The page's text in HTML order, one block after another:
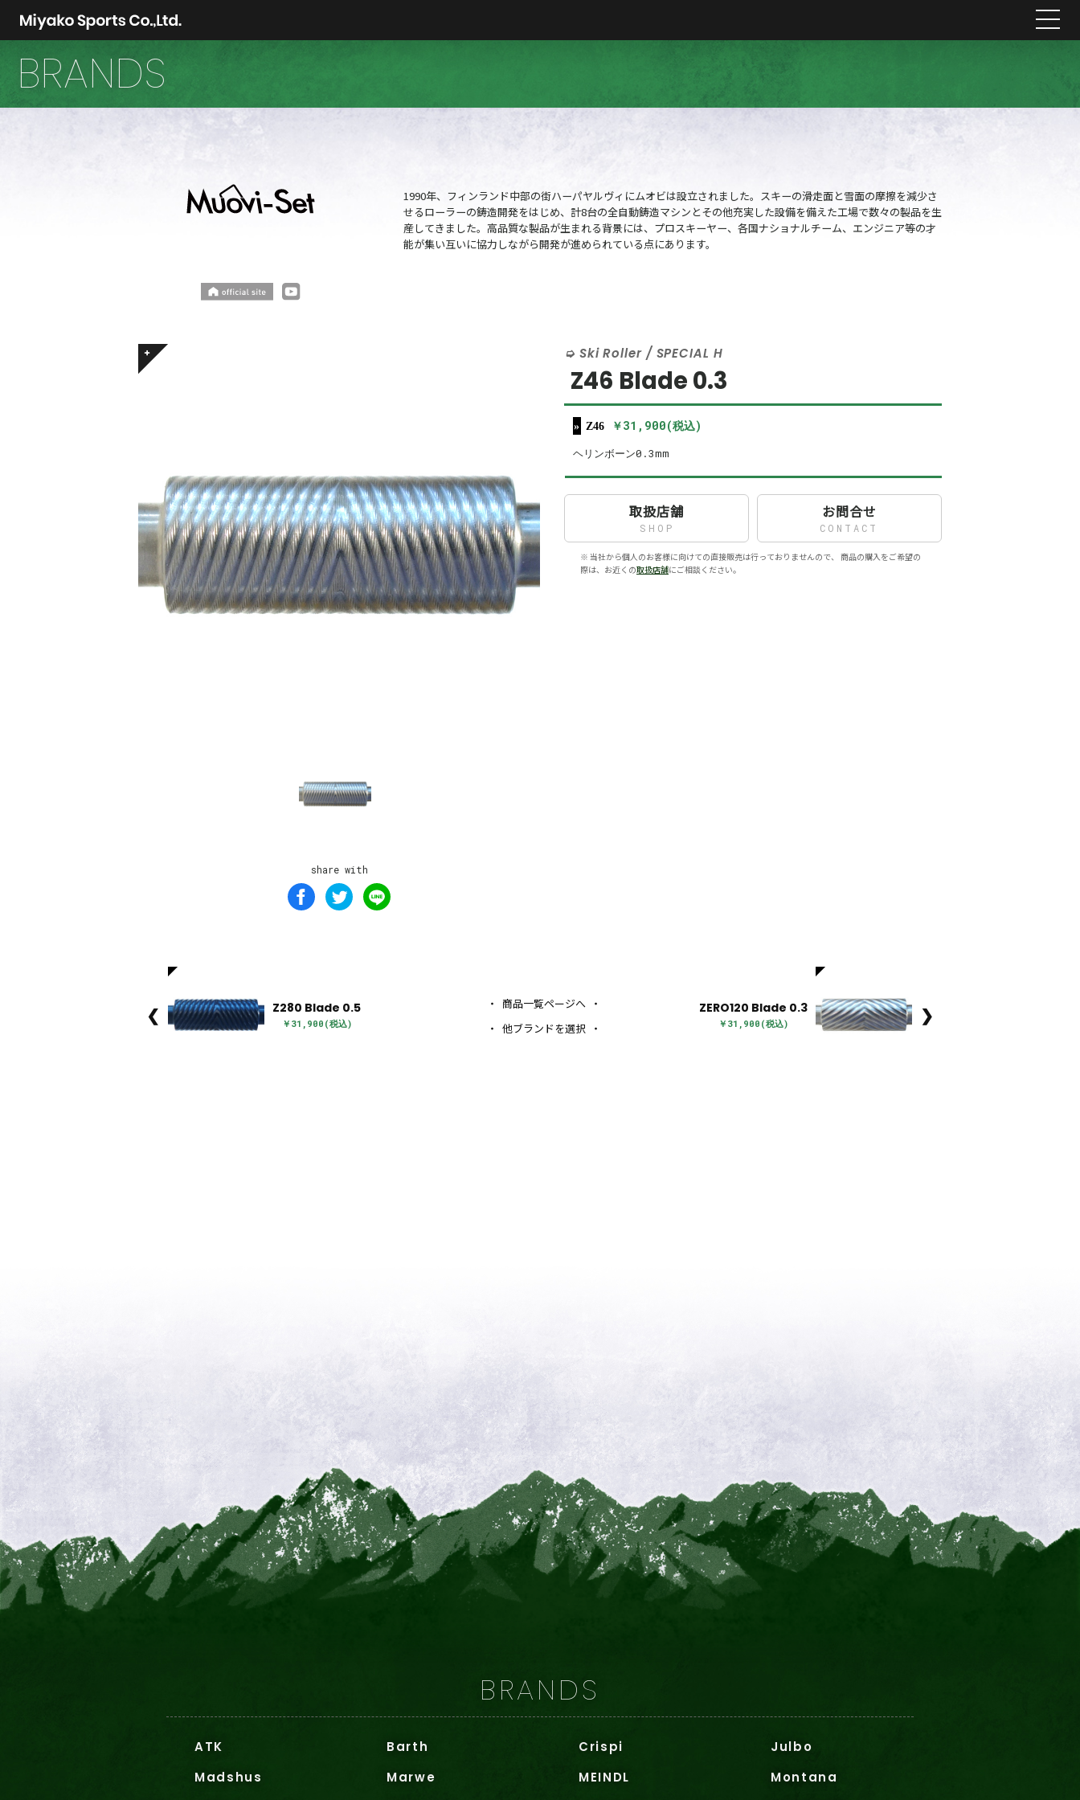
BRANDS
1990年、フィンランド中部の街ハーパヤルヴィにムオビは設立されました。スキーの滑走面と雪面の摩擦を減少さ
せるローラーの鋳造開発をはじめ、計8台の全自動鋳造マシンとその他充実した設備を備えた工場で数々の製品を生
産してきました。高品質な製品が生まれる背景には、プロスキーヤー、各国ナショナルチーム、エンジニア等の才
能が集い互いに協力しながら開発が進められている点にあります。
share with
Ski Roller / SPECIAL H
Z46 Blade 0.3
Z46 ￥31,900(税込)
ヘリンボーン0.3mm
取扱店舗
SHOP
お問合せ
CONTACT
※ 当社から個人のお客様に向けての直接販売は行っておりませんので、 商品の購入をご希望の
際は、お近くの取扱店舗にご相談ください。
ZERO120 Blade 0.3
￥31,900(税込) ❯
❮ Z280 Blade 0.5
￥31,900(税込)
商品一覧ページへ
他ブランドを選択
BRANDS
ATK Barth Crispi
Julbo
Madshus
Marwe MEINDL
Montana